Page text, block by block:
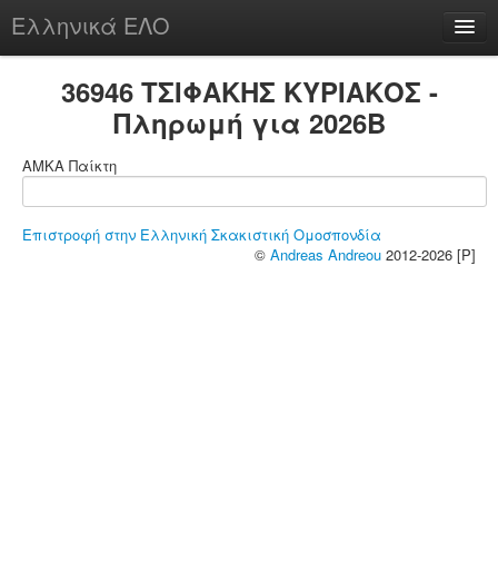
Ελληνικά ΕΛΟ
chesstu.be @ discord
36946 ΤΣΙΦΑΚΗΣ ΚΥΡΙΑΚΟΣ -
Πληρωμή για 2026B
ΑΜΚΑ Παίκτη
Επιστροφή στην Ελληνική Σκακιστική Ομοσπονδία
© Andreas Andreou 2012-2026 [P]